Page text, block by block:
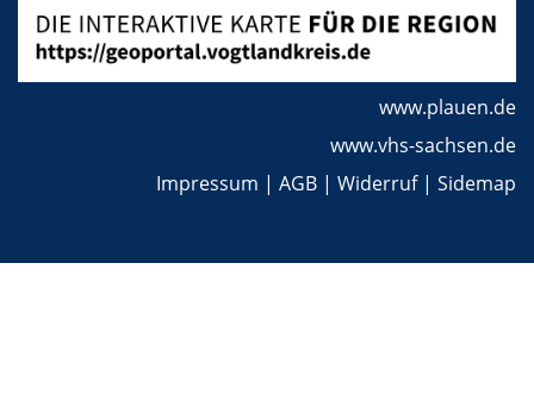
www.plauen.de
www.vhs-sachsen.de
Impressum | AGB | Widerruf| Sidemap